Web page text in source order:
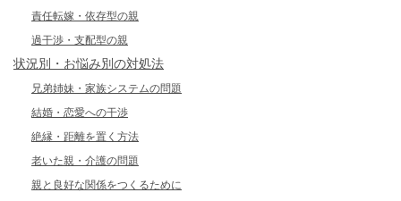
責任転嫁・依存型の親
過干渉・支配型の親
状況別・お悩み別の対処法
兄弟姉妹・家族システムの問題
結婚・恋愛への干渉
絶縁・距離を置く方法
老いた親・介護の問題
親と良好な関係をつくるために